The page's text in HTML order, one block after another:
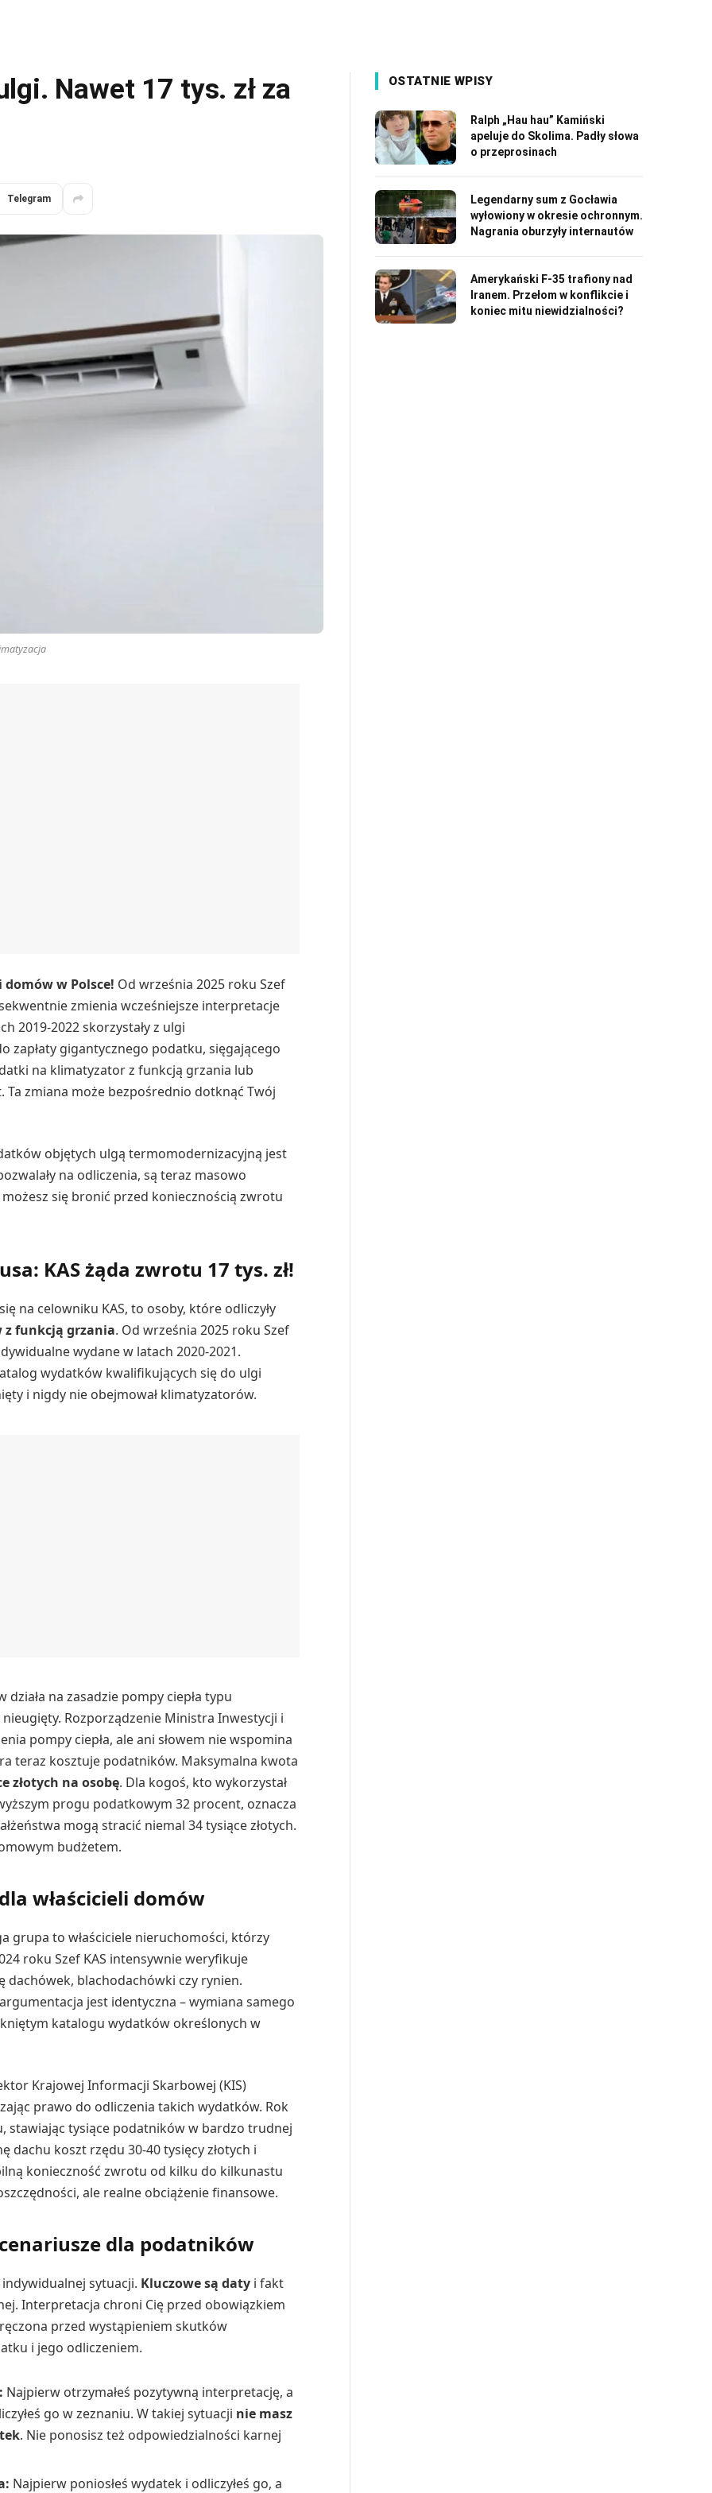
Nawet 17 tys. zł za
Telegram
w Polsce! Od września 2025 roku Szef
zmienia wcześniejsze interpretacje
2019-2022 skorzystały z ulgi
zapłaty gigantycznego podatku, sięgającego
na klimatyzator z funkcją grzania lub
Ta zmiana może bezpośrednio dotknąć Twój
objętych ulgą termomodernizacyjną jest
na odliczenia, są teraz masowo
się bronić przed koniecznością zwrotu
KAS żąda zwrotu 17 tys. zł!
na celowniku KAS, to osoby, które odliczyły
funkcją grzania. Od września 2025 roku Szef
wydane w latach 2020-2021.
wydatków kwalifikujących się do ulgi
i nigdy nie obejmował klimatyzatorów.
na zasadzie pompy ciepła typu
Rozporządzenie Ministra Inwestycji i
pompy ciepła, ale ani słowem nie wspomina
teraz kosztuje podatników. Maksymalna kwota
złotych na osobę. Dla kogoś, kto wykorzystał
progu podatkowym 32 procent, oznacza
mogą stracić niemal 34 tysiące złotych.
budżetem.
właścicieli domów
grupa to właściciele nieruchomości, którzy
roku Szef KAS intensywnie weryfikuje
blachodachówki czy rynien.
jest identyczna – wymiana samego
katalogu wydatków określonych w
Krajowej Informacji Skarbowej (KIS)
prawo do odliczenia takich wydatków. Rok
stawiając tysiące podatników w bardzo trudnej
dachu koszt rzędu 30-40 tysięcy złotych i
konieczność zwrotu od kilku do kilkunastu
ale realne obciążenie finansowe.
dla podatników
sytuacji. Kluczowe są daty i fakt
Interpretacja chroni Cię przed obowiązkiem
przed wystąpieniem skutków
i jego odliczeniem.
Najpierw otrzymałeś pozytywną interpretację, a
go w zeznaniu. W takiej sytuacji nie masz
. Nie ponosisz też odpowiedzialności karnej
Najpierw poniosłeś wydatek i odliczyłeś go, a
OSTATNIE WPISY
Ralph „Hau hau” Kamiński
apeluje do Skolima. Padły słowa
o przeprosinach
Legendarny sum z Gocławia
wyłowiony w okresie ochronnym.
Nagrania oburzyły internautów
Amerykański F-35 trafiony nad
Iranem. Przełom w konflikcie i
koniec mitu niewidzialności?